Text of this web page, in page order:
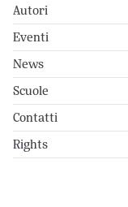
Autori
Eventi
News
Scuole
Contatti
Rights